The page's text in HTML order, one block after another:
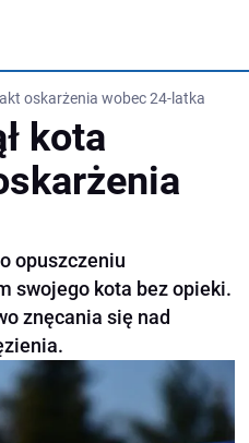
oskarżenia wobec 24-latka
kota
opuszczeniu
swojego kota bez opieki.
znęcania się nad